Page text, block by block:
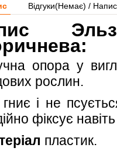
Відгуки(Немає) /
опора у
рослин.
і не
фіксує
пластик.